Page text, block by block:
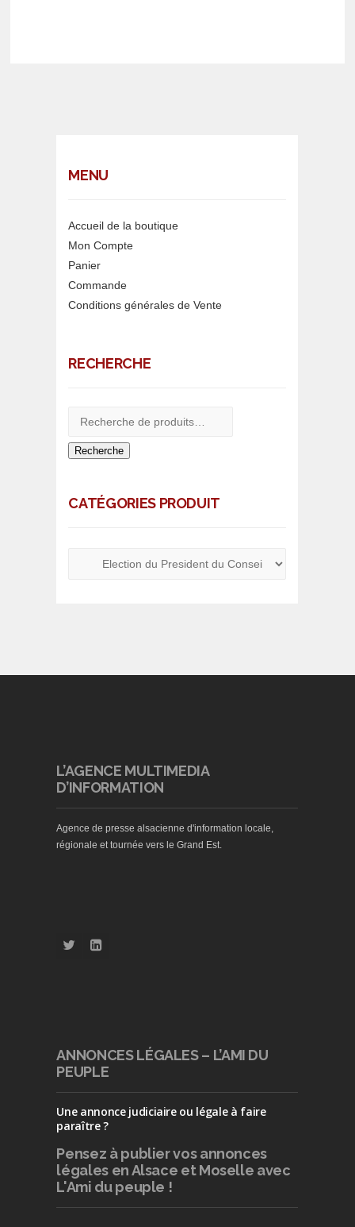
MENU
Accueil de la boutique
Mon Compte
Panier
Commande
Conditions générales de Vente
RECHERCHE
Recherche
CATÉGORIES PRODUIT
L’AGENCE MULTIMEDIA
D’INFORMATION
Agence de presse alsacienne d'information locale,
régionale et tournée vers le Grand Est.
ANNONCES LÉGALES – L’AMI DU
PEUPLE
Une annonce judiciaire ou légale à faire
paraître ?
Pensez à publiervos annonces
légales en Alsace et Moselle avec
L'Ami du peuple !